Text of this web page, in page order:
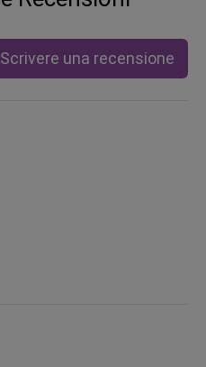
Scrivere una recensione